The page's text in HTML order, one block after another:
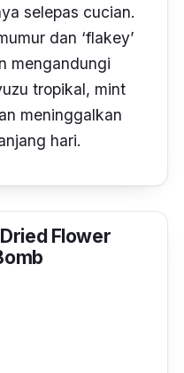
selepas cucian.
dan ‘flakey’
mengandungi
tropikal, mint
meninggalkan
hari.
Flower